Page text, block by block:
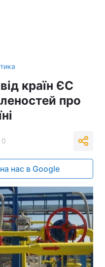
країн ЄС
про
0
нас в Google